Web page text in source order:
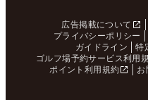
広告掲載について
プライバシーポリシー
ガイドライン
特
ゴルフ場予約サービス利用
ポイント利用規約
お